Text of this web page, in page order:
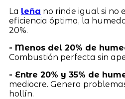
La leña no rinde igual si no
eficiencia óptima, la
20%.
- Menos del 20% de
Combustión perfecta sin
- Entre 20% y 35% de
mediocre. Genera
hollín.